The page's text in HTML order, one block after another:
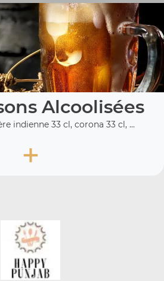
Alcoolisées
indienne 33 cl, corona 33 cl, ...
+